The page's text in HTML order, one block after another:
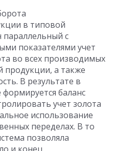
в типовой
с
показателями учет
во всех производимых
продукции, а также
В результате в
баланс
учет золота
использование
переделах. В то
позволяла